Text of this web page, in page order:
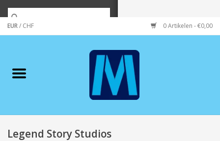
EUR/ CHF 0 Artikelen - €0,00
Merken
Wonen/koken/huishouden
Legend Story Studios